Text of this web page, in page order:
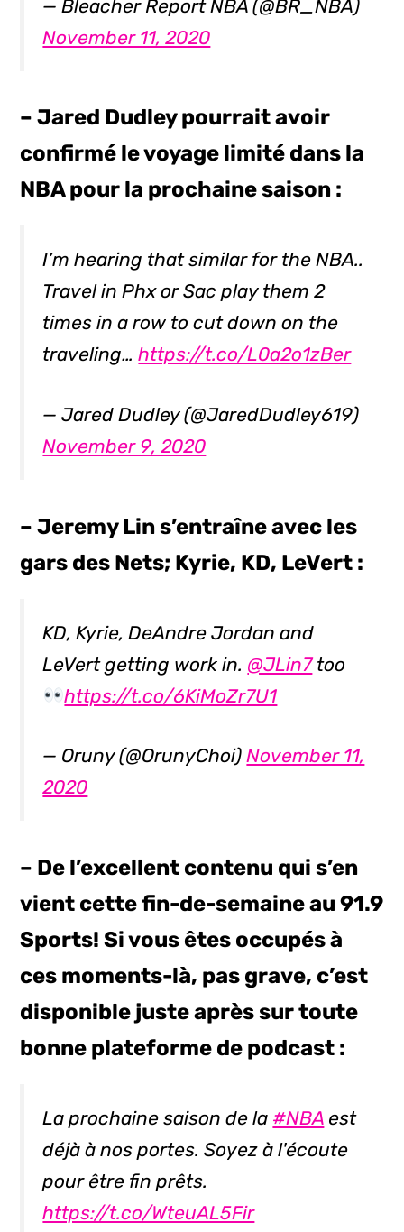
— Bleacher Report NBA (@BR_NBA)
November 11, 2020
– Jared Dudley pourrait avoir
confirmé le voyage limité dans la
NBA pour la prochaine saison :
I’m hearing that similar for the NBA..
Travel in Phx or Sac play them 2
times in a row to cut down on the
traveling…https://t.co/L0a2o1zBer
— Jared Dudley (@JaredDudley619)
November 9, 2020
– Jeremy Lin s’entraîne avec les
gars des Nets; Kyrie, KD, LeVert :
KD, Kyrie, DeAndre Jordan and
LeVert getting work in. @JLin7too
https://t.co/6KiMoZr7U1
— Oruny (@OrunyChoi)November 11,
2020
– De l’excellent contenu qui s’en
vient cette fin-de-semaine au 91.9
Sports! Si vous êtes occupés à
ces moments-là, pas grave, c’est
disponible juste après sur toute
bonne plateforme de podcast :
La prochaine saison de la #NBA est
déjà à nos portes. Soyez à l'écoute
pour être fin prêts.
https://t.co/WteuAL5Fir